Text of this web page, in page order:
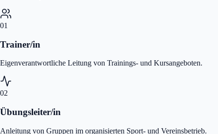
01
Trainer/in
Eigenverantwortliche Leitung von Trainings- und Kursangeboten.
02
Übungsleiter/in
Anleitung von Gruppen im organisierten Sport- und Vereinsbetrieb.